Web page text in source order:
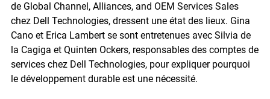
de Global Channel, Alliances, and OEM Services Sales
chez Dell Technologies, dressent une état des lieux. Gina
Cano et Erica Lambert se sont entretenues avec Silvia de
la Cagiga et Quinten Ockers, responsables des comptes de
services chez Dell Technologies, pour expliquer pourquoi
le développement durable est une nécessité.